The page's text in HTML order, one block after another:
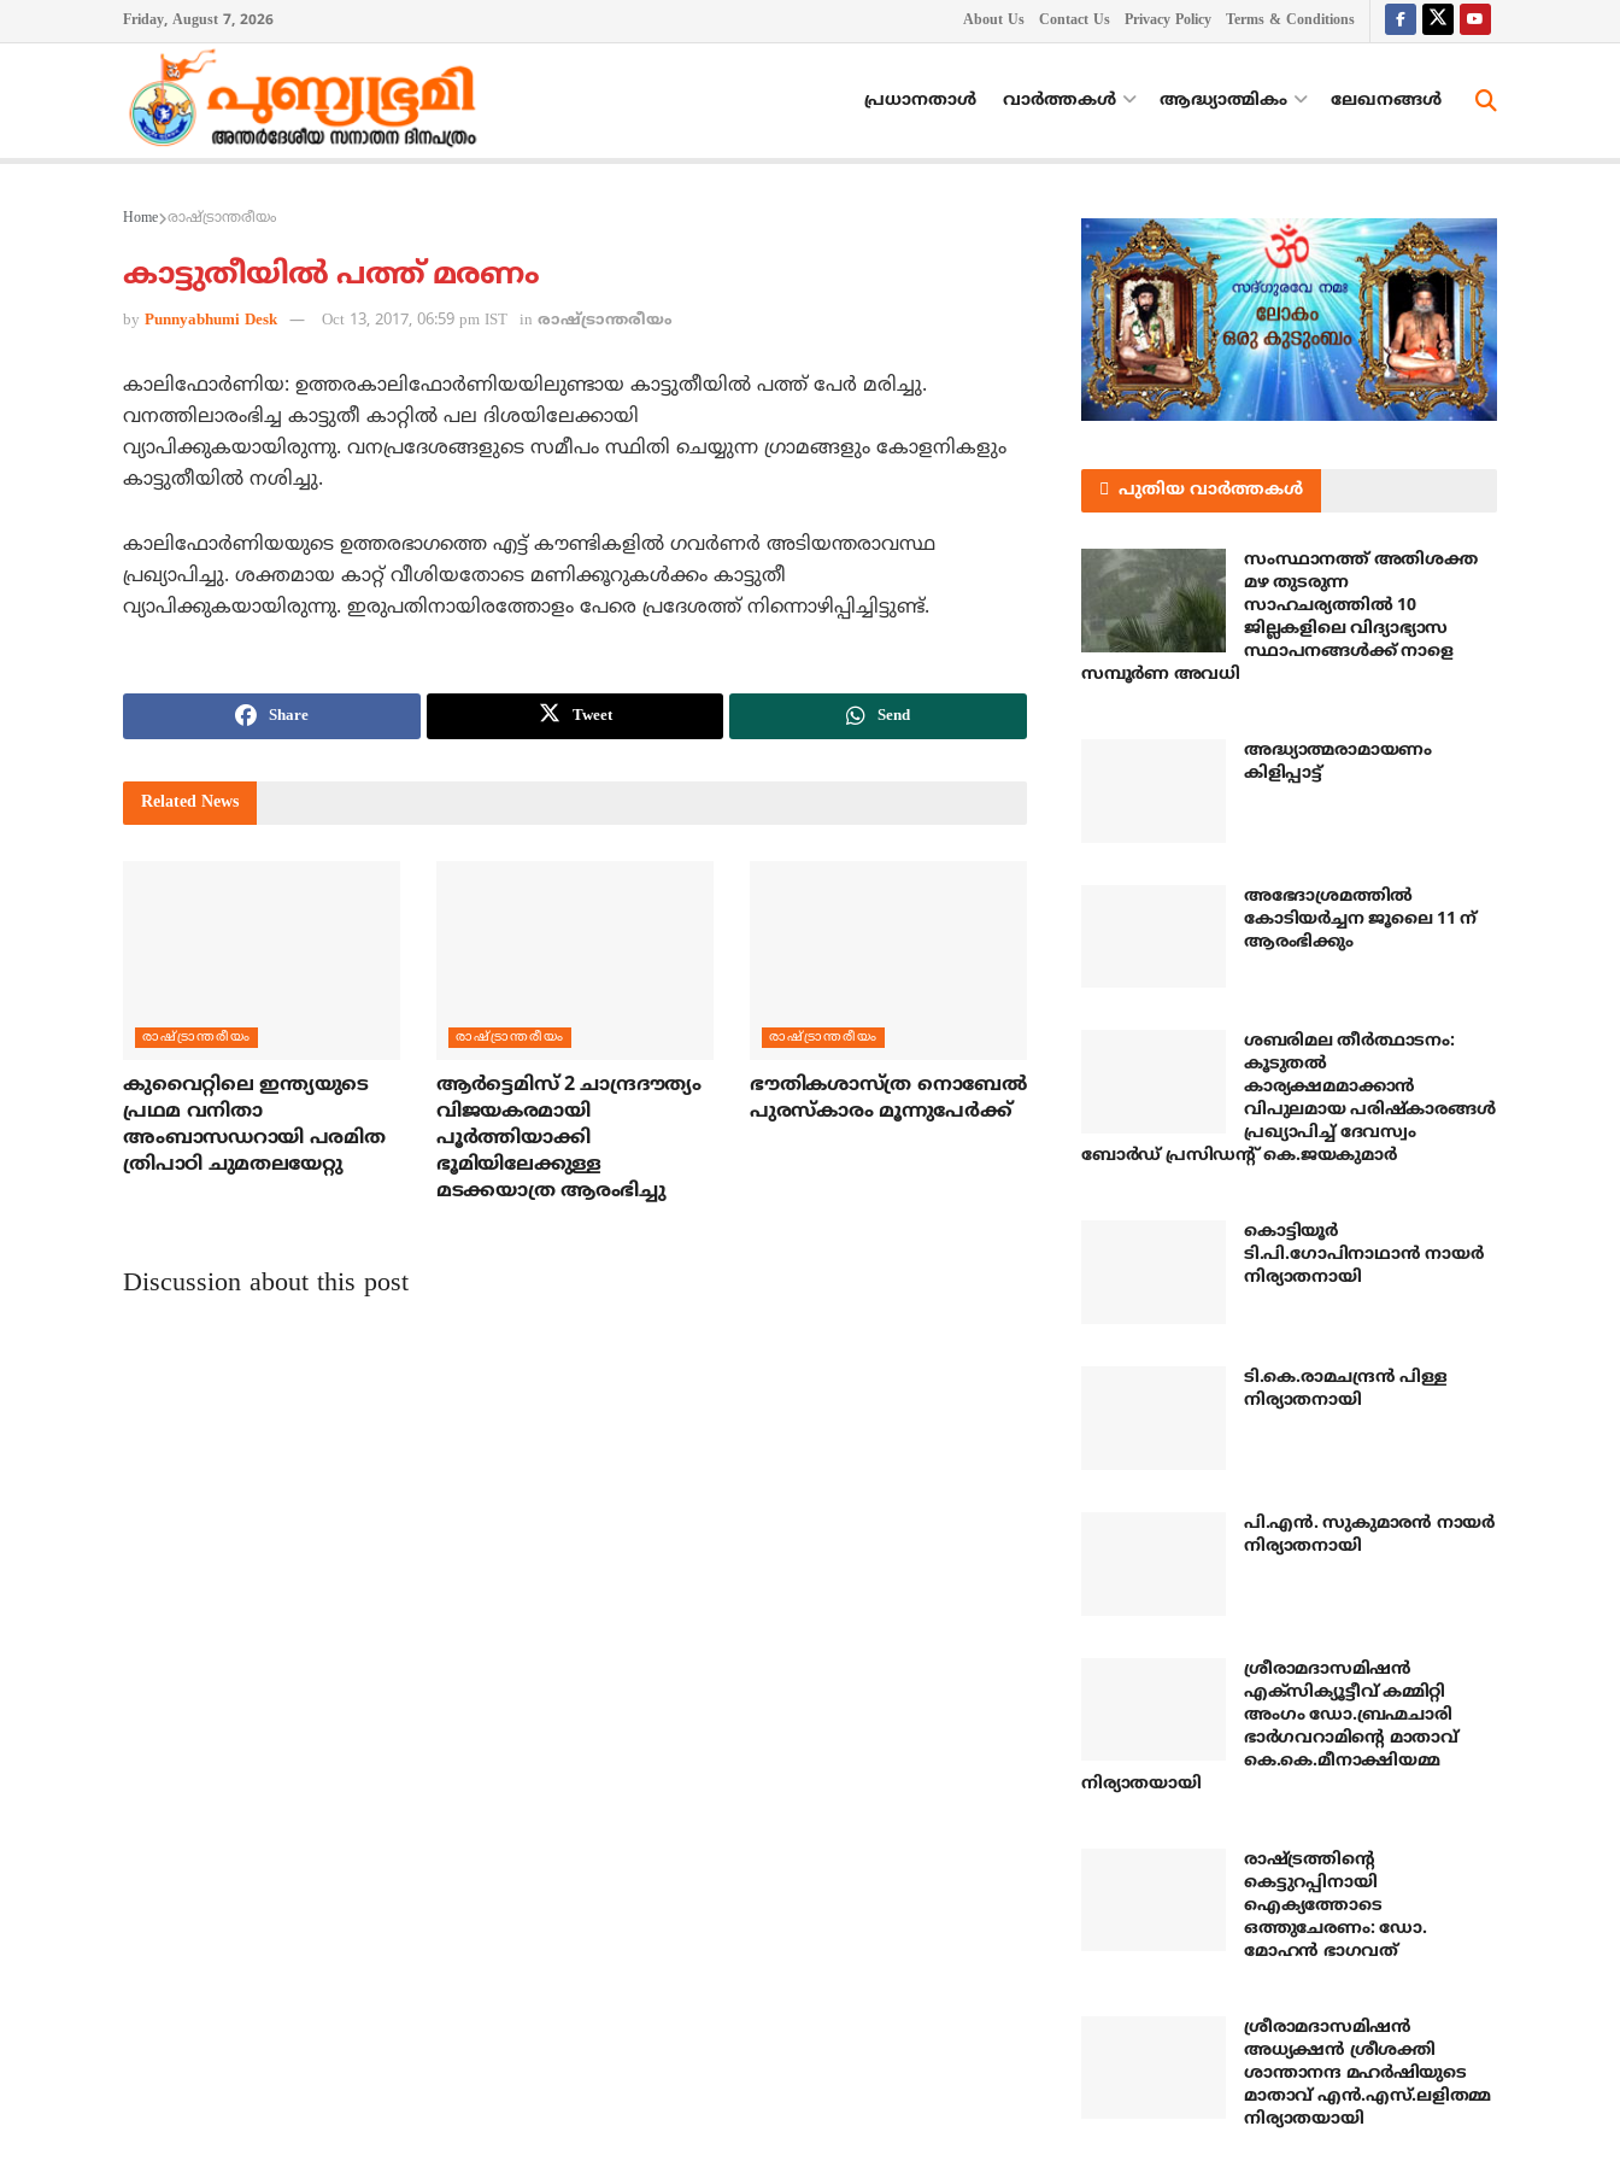
Friday, August 7, 2026 About Us Contact Us Privacy Policy Terms & Conditions
പ്രധാനതാൾ വാർത്തകൾ ആദ്ധ്യാത്മികം ലേഖനങ്ങള്‍
Home രാഷ്ട്രാന്തരീയം
കാട്ടുതീയില്‍ പത്ത് മരണം
by Punnyabhumi Desk Oct 13, 2017, 06:59 pm IST in രാഷ്ട്രാന്തരീയം
കാലിഫോര്‍ണിയ: ഉത്തരകാലിഫോര്‍ണിയയിലുണ്ടായ കാട്ടുതീയില്‍ പത്ത് പേര്‍ മരിച്ചു.
വനത്തിലാരംഭിച്ച കാട്ടുതീ കാറ്റില്‍ പല ദിശയിലേക്കായി
വ്യാപിക്കുകയായിരുന്നു. വനപ്രദേശങ്ങളുടെ സമീപം സ്ഥിതി ചെയ്യുന്ന ഗ്രാമങ്ങളും കോളനികളും
കാട്ടുതീയില്‍ നശിച്ചു.
കാലിഫോര്‍ണിയയുടെ ഉത്തരഭാഗത്തെ എട്ട് കൗണ്ടികളില്‍ ഗവര്‍ണര്‍ അടിയന്തരാവസ്ഥ
പ്രഖ്യാപിച്ചു. ശക്തമായ കാറ്റ് വീശിയതോടെ മണിക്കൂറുകള്‍ക്കം കാട്ടുതീ
വ്യാപിക്കുകയായിരുന്നു. ഇരുപതിനായിരത്തോളം പേരെ പ്രദേശത്ത് നിന്നൊഴിപ്പിച്ചിട്ടുണ്ട്.
Share Tweet Send
Related News
രാഷ്ട്രാന്തരീയം
കുവൈറ്റിലെ ഇന്ത്യയുടെ
പ്രഥമ വനിതാ
അംബാസഡറായി പരമിത
ത്രിപാഠി ചുമതലയേറ്റു
രാഷ്ട്രാന്തരീയം
ആര്‍ട്ടെമിസ് 2 ചാന്ദ്രദൗത്യം
വിജയകരമായി
പൂര്‍ത്തിയാക്കി
ഭൂമിയിലേക്കുള്ള
മടക്കയാത്ര ആരംഭിച്ചു
രാഷ്ട്രാന്തരീയം
ഭൗതികശാസ്ത്ര നൊബേല്‍
പുരസ്‌കാരം മൂന്നുപേര്‍ക്ക്
Discussion about this post
പുതിയ വാർത്തകൾ
സംസ്ഥാനത്ത് അതിശക്ത
മഴ തുടരുന്ന
സാഹചര്യത്തിൽ 10
ജില്ലകളിലെ വിദ്യാഭ്യാസ
സ്ഥാപനങ്ങൾക്ക് നാളെ
സമ്പൂർണ അവധി
അദ്ധ്യാത്മരാമായണം
കിളിപ്പാട്ട്
അഭേദാശ്രമത്തില്‍
കോടിയര്‍ച്ചന ജൂലൈ 11 ന്
ആരംഭിക്കും
ശബരിമല തീര്‍ത്ഥാടനം:
കൂടുതല്‍
കാര്യക്ഷമമാക്കാന്‍
വിപുലമായ പരിഷ്‌കാരങ്ങള്‍
പ്രഖ്യാപിച്ച് ദേവസ്വം
ബോര്‍ഡ് പ്രസിഡന്റ് കെ.ജയകുമാര്‍
കൊട്ടിയൂര്‍
ടി.പി.ഗോപിനാഥാന്‍ നായര്‍
നിര്യാതനായി
ടി.കെ.രാമചന്ദ്രന്‍ പിള്ള
നിര്യാതനായി
പി.എന്‍. സുകുമാരന്‍ നായര്‍
നിര്യാതനായി
ശ്രീരാമദാസമിഷന്‍
എക്‌സിക്യൂട്ടീവ് കമ്മിറ്റി
അംഗം ഡോ.ബ്രഹ്മചാരി
ഭാര്‍ഗവറാമിന്റെ മാതാവ്
കെ.കെ.മീനാക്ഷിയമ്മ
നിര്യാതയായി
രാഷ്ട്രത്തിന്റെ
കെട്ടുറപ്പിനായി
ഐക്യത്തോടെ
ഒത്തുചേരണം: ഡോ.
മോഹന്‍ ഭാഗവത്
ശ്രീരാമദാസമിഷന്‍
അധ്യക്ഷന്‍ ശ്രീശക്തി
ശാന്താനന്ദ മഹര്‍ഷിയുടെ
മാതാവ് എന്‍.എസ്.ലളിതമ്മ
നിര്യാതയായി